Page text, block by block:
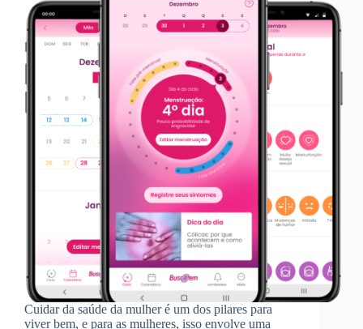
Cuidar da saúde da mulher é um dos pilares para
viver bem, e para as mulheres, isso envolve uma